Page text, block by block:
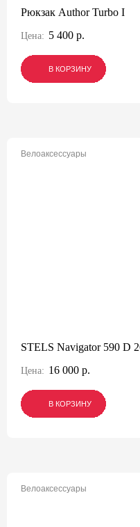
Рюкзак Author Turbo I
Цена: 5 400 р.
В КОРЗИНУ
В КОРЗИНУ
В КОРЗИНУ
Велоаксессуары
STELS Navigator 590 D
Цена: 16 000 р.
В КОРЗИНУ
В КОРЗИНУ
В КОРЗИНУ
Велоаксессуары